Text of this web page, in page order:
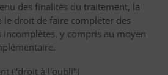
des finalités du traitement, la
le droit de faire compléter des
incomplètes, y compris au moyen
("droit à l'oubli")